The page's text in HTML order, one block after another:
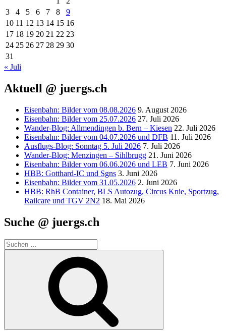
3
4 5 6 7 8
9
10 11 12 13 14 15 16
17 18 19 20 21 22 23
24 25 26 27 28 29 30
31
« Juli
Aktuell @ juergs.ch
Eisenbahn: Bilder vom 08.08.2026 9. August 2026
Eisenbahn: Bilder vom 25.07.2026 27. Juli 2026
Wander-Blog: Allmendingen b. Bern – Kiesen 22. Juli 2026
Eisenbahn: Bilder vom 04.07.2026 und DFB 11. Juli 2026
Ausflugs-Blog: Sonntag 5. Juli 2026 7. Juli 2026
Wander-Blog: Menzingen – Sihlbrugg 21. Juni 2026
Eisenbahn: Bilder vom 06.06.2026 und LEB 7. Juni 2026
HBB: Gotthard-IC und Sgns 3. Juni 2026
Eisenbahn: Bilder vom 31.05.2026 2. Juni 2026
HBB: RhB Container, BLS Autozug, Circus Knie, Sportzug,
Railcare und TGV 2N2 18. Mai 2026
Suche @ juergs.ch
Suchen
nach: